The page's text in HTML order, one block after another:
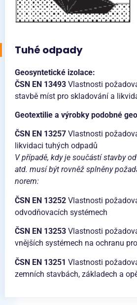
Tuhé odpady
Geosyntetické izolace:
ČSN EN 13493 Vlastnosti
stavbě míst pro skladování a
Geotextilie a výrobky podobné
ČSN EN 13257 Vlastnosti
likvidaci tuhých odpadů
V případě, kdy je součástí stavby
atd. musí být rovněž splněny
norem:
ČSN EN 13252 Vlastnosti
odvodňovacích systémech
ČSN EN 13253 Vlastnosti
vnějších systémech na ochranu
ČSN EN 13251 Vlastnosti
zemních stavbách, základech a